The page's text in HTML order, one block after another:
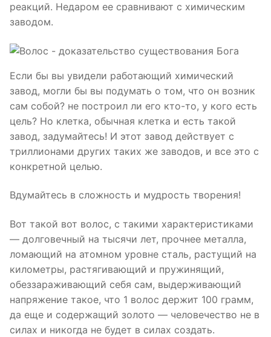
реакций. Недаром ее сравнивают с химическим
заводом.
Если бы вы увидели работающий химический
завод, могли бы вы подумать о том, что он возник
сам собой? не построил ли его кто-то, у кого есть
цель? Но клетка, обычная клетка и есть такой
завод, задумайтесь! И этот завод действует с
триллионами других таких же заводов, и все это с
конкретной целью.
Вдумайтесь в сложность и мудрость творения!
Вот такой вот волос, с такими характеристиками
— долговечный на тысячи лет, прочнее металла,
ломающий на атомном уровне сталь, растущий на
километры, растягивающий и пружинящий,
обеззараживающий себя сам, выдерживающий
напряжение такое, что 1 волос держит 100 грамм,
да еще и содержащий золото — человечество не в
силах и никогда не будет в силах создать.